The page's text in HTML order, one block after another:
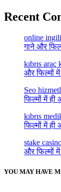
Recent
online
गाने और
kıbrıs araç
और फिल्मों
Seo
फिल्मों में
kıbrıs
फिल्मों में
stake
और फिल्मों
YOU MAY HAVE